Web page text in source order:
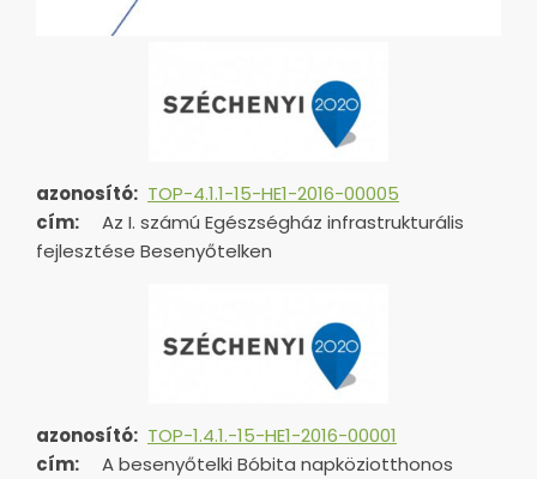
azonosító: TOP-4.1.1-15-HE1-2016-00005
cím:
Az I. számú Egészségház infrastrukturális
fejlesztése Besenyőtelken
azonosító: TOP-1.4.1.-15-HE1-2016-00001
cím:
A besenyőtelki Bóbita napköziotthonos